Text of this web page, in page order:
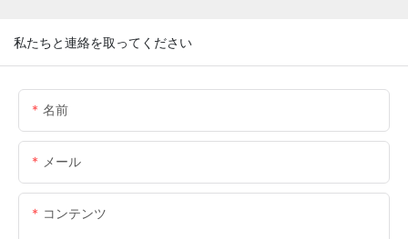
私たちと連絡を取ってください
名前
メール
コンテンツ